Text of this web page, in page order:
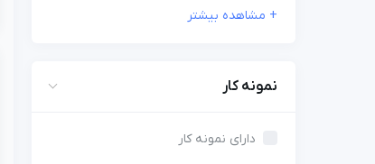
نمونه کار
دارای نمونه کار